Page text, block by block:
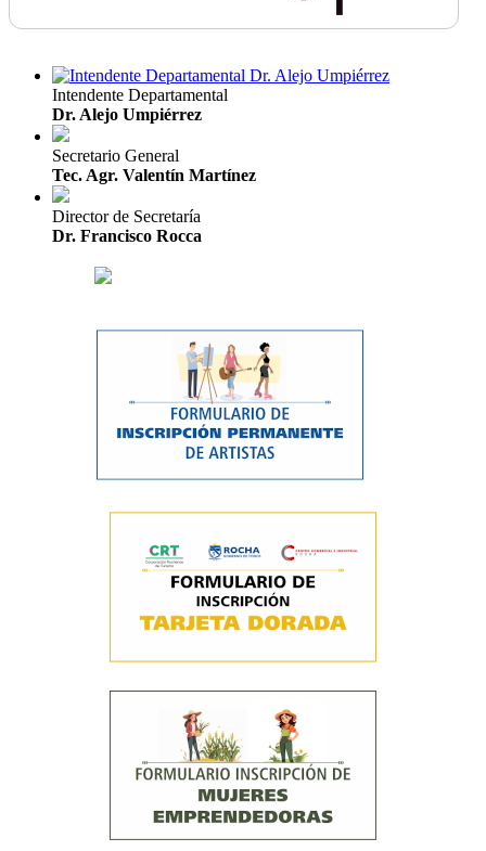
Intendente Departamental
Dr. Alejo Umpiérrez
Secretario General
Tec. Agr. Valentín Martínez
Director de Secretaría
Dr. Francisco Rocca